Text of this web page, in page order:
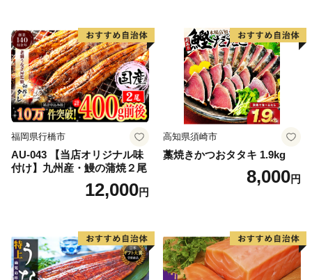
福岡県行橋市
AU-043 【当店オリジナル味
付け】九州産・鰻の蒲焼２尾
12,000円
高知県須崎市
藁焼きかつおタタキ 1.9kg
8,000円